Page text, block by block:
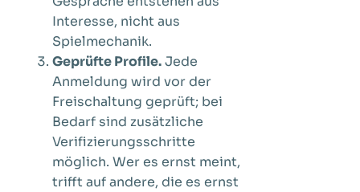
Interesse, nicht aus
Spielmechanik.
Geprüfte Profile.Jede
Anmeldung wird vor der
Freischaltung geprüft; bei
Bedarf sind zusätzliche
Verifizierungsschritte
möglich. Wer es ernst meint,
trifft auf andere, die es ernst